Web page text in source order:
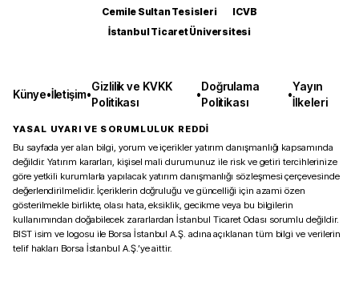
Cemile Sultan Tesisleri
ICVB
İstanbul Ticaret Üniversitesi
Künye•İletişim•
Gizlilik ve KVKK
Politikası
•
Doğrulama
Politikası
•
Yayın
İlkeleri
YASAL UYARI VE SORUMLULUK REDDİ
Bu sayfada yer alan bilgi, yorum ve içerikler yatırım danışmanlığı kapsamında
değildir. Yatırım kararları, kişisel mali durumunuz ile risk ve getiri tercihlerinize
göre yetkili kurumlarla yapılacak yatırım danışmanlığı sözleşmesi çerçevesinde
değerlendirilmelidir. İçeriklerin doğruluğu ve güncelliği için azami özen
gösterilmekle birlikte, olası hata, eksiklik, gecikme veya bu bilgilerin
kullanımından doğabilecek zararlardan İstanbul Ticaret Odası sorumlu değildir.
BIST isim ve logosu ile Borsa İstanbul A.Ş. adına açıklanan tüm bilgi ve verilerin
telif hakları Borsa İstanbul A.Ş.’ye aittir.